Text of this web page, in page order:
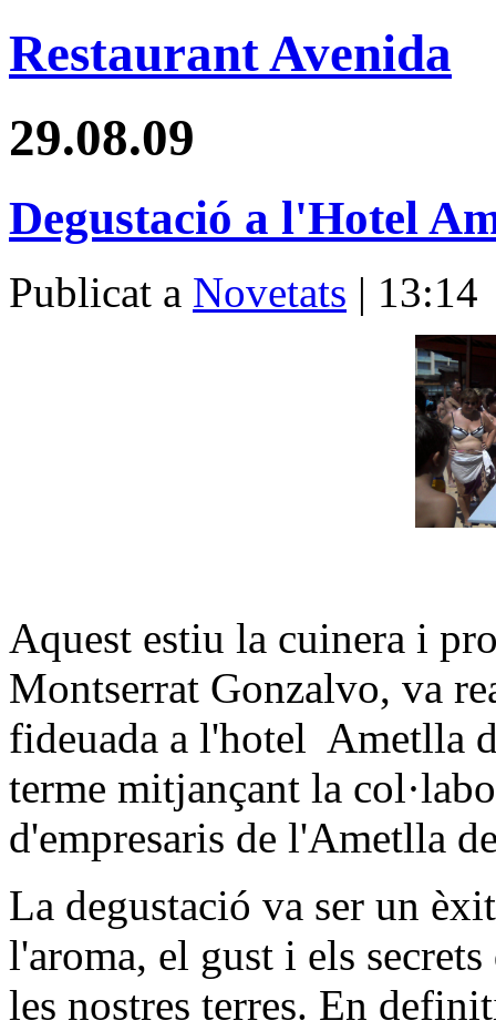
Restaurant Avenida
29.08.09
Degustació a l'Hotel
Publicat a Novetats | 13:14
Aquest estiu la cuinera i
Montserrat Gonzalvo, va
fideuada a l'hotel Ametlla
terme mitjançant la
d'empresaris de l'Ametlla
La degustació va ser un
l'aroma, el gust i els
les nostres terres. En